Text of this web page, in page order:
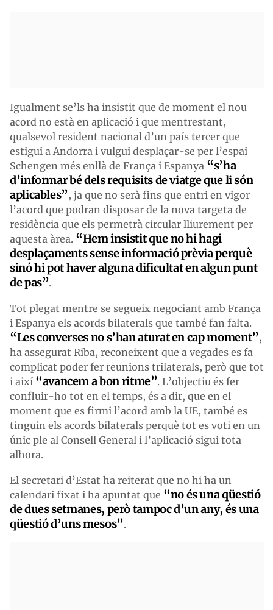
Igualment se’ls ha insistit que de moment el nou
acord no està en aplicació i que mentrestant,
qualsevol resident nacional d’un país tercer que
estigui a Andorra i vulgui desplaçar-se per l’espai
Schengen més enllà de França i Espanya “s’ha
d’informar bé dels requisits de viatge que li són
aplicables”, ja que no serà fins que entri en vigor
l’acord que podran disposar de la nova targeta de
residència que els permetrà circular lliurement per
aquesta àrea. “Hem insistit que no hi hagi
desplaçaments sense informació prèvia perquè
sinó hi pot haver alguna dificultat en algun punt
de pas”.
Tot plegat mentre se segueix negociant amb França
i Espanya els acords bilaterals que també fan falta.
“Les converses no s’han aturat en cap moment”,
ha assegurat Riba, reconeixent que a vegades es fa
complicat poder fer reunions trilaterals, però que tot
i així “avancem a bon ritme”. L’objectiu és fer
confluir-ho tot en el temps, és a dir, que en el
moment que es firmi l’acord amb la UE, també es
tinguin els acords bilaterals perquè tot es voti en un
únic ple al Consell General i l’aplicació sigui tota
alhora.
El secretari d’Estat ha reiterat que no hi ha un
calendari fixat i ha apuntat que “no és una qüestió
de dues setmanes, però tampoc d’un any, és una
qüestió d’uns mesos”.